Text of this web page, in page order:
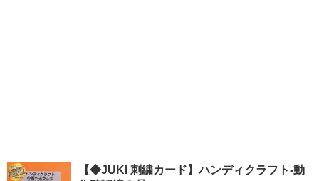
【◆JUKI 刺繍カード】ハンディクラフト-動